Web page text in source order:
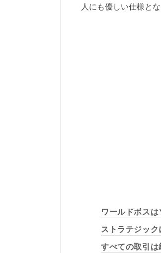
人にも優しい仕様とな
ワールドボス
ストラテジッ
すべての取引